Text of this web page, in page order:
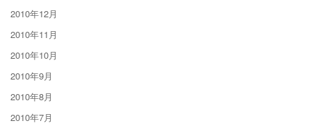
2010年12月
2010年11月
2010年10月
2010年9月
2010年8月
2010年7月